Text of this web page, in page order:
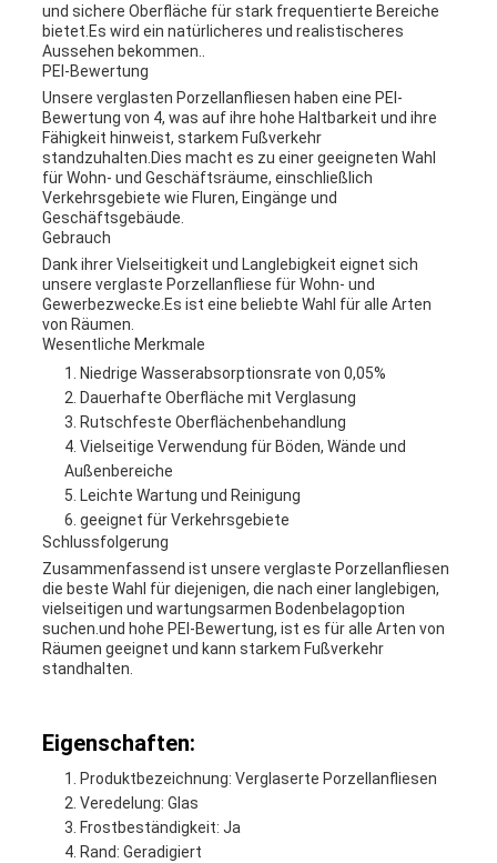
und sichere Oberfläche für stark frequentierte Bereiche
bietet.Es wird ein natürlicheres und realistischeres
Aussehen bekommen..
PEI-Bewertung
Unsere verglasten Porzellanfliesen haben eine PEI-
Bewertung von 4, was auf ihre hohe Haltbarkeit und ihre
Fähigkeit hinweist, starkem Fußverkehr
standzuhalten.Dies macht es zu einer geeigneten Wahl
für Wohn- und Geschäftsräume, einschließlich
Verkehrsgebiete wie Fluren, Eingänge und
Geschäftsgebäude.
Gebrauch
Dank ihrer Vielseitigkeit und Langlebigkeit eignet sich
unsere verglaste Porzellanfliese für Wohn- und
Gewerbezwecke.Es ist eine beliebte Wahl für alle Arten
von Räumen.
Wesentliche Merkmale
Niedrige Wasserabsorptionsrate von 0,05%
Dauerhafte Oberfläche mit Verglasung
Rutschfeste Oberflächenbehandlung
Vielseitige Verwendung für Böden, Wände und
Außenbereiche
Leichte Wartung und Reinigung
geeignet für Verkehrsgebiete
Schlussfolgerung
Zusammenfassend ist unsere verglaste Porzellanfliesen
die beste Wahl für diejenigen, die nach einer langlebigen,
vielseitigen und wartungsarmen Bodenbelagoption
suchen.und hohe PEI-Bewertung, ist es für alle Arten von
Räumen geeignet und kann starkem Fußverkehr
standhalten.
Eigenschaften:
Produktbezeichnung: Verglaserte Porzellanfliesen
Veredelung: Glas
Frostbeständigkeit: Ja
Rand: Geradigiert